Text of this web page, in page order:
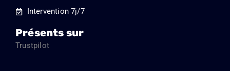
Intervention 7j/7
Présents sur
Trustpilot